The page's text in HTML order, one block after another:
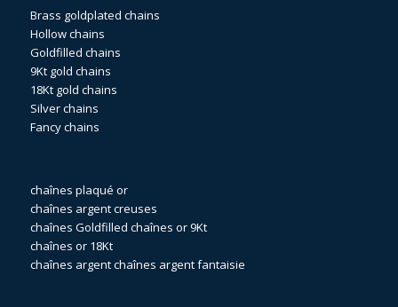
Brass goldplated chains
Hollow chains
Goldfilled chains
9Kt gold chains
18Kt gold chains
Silver chains
Fancy chains
chaînes plaqué or
chaînes argent creuses
chaînes Goldfilled chaînes or 9Kt
chaînes or 18Kt
chaînes argentchaînes argent fantaisie